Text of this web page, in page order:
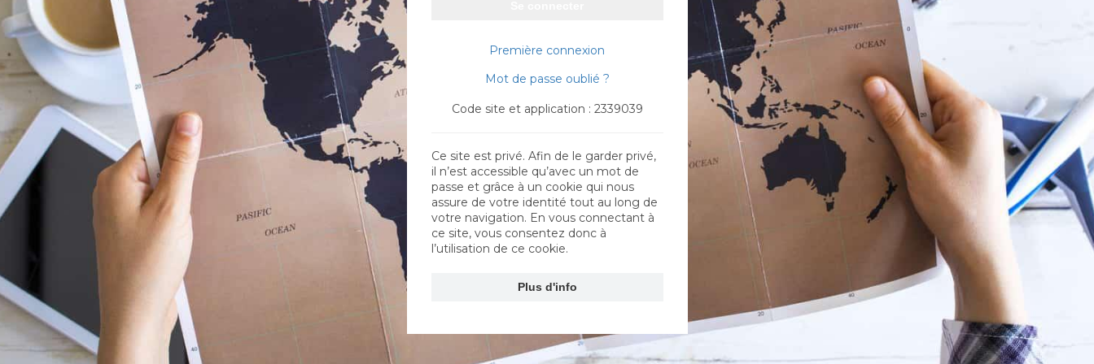
Première connexion
Mot de passe oublié ?
Code site et application : 2339039
Ce site est privé. Afin de le garder privé,
il n’est accessible qu’avec un mot de
passe et grâce à un cookie qui nous
assure de votre identité tout au long de
votre navigation. En vous connectant à
ce site, vous consentez donc à
l’utilisation de ce cookie.
Plus d'info